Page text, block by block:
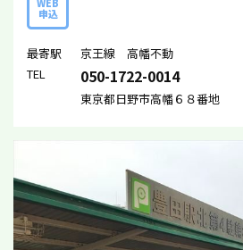
WEB
申込
最寄駅
京王線 高幡不動
TEL
050-1722-0014
東京都日野市高幡６８番地